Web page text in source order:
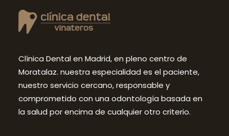
Clínica Dental en Madrid, en pleno centro de
Moratalaz. nuestra especialidad es el paciente,
nuestro servicio cercano, responsable y
comprometido con una odontología basada en
la salud por encima de cualquier otro criterio.